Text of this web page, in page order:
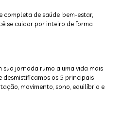
completa de saúde, bem-estar,
se cuidar por inteiro de forma
sua jornada rumo a uma vida mais
desmistificamos os 5 principais
movimento, sono, equilíbrio e